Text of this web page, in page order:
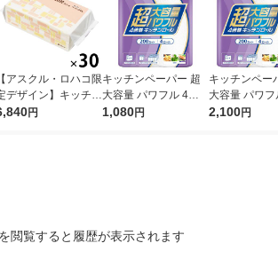
【アスクル・ロハコ限
デザイン】キッチン
ーパー スコッティ
円
キッチンペーパー 超
大容量 パワフル 4倍
巻 キッチンロール 1
1,080円
キッチンペー
大容量 パワ
巻 キッチンロ
2,100円
閲覧すると履歴が表示されます